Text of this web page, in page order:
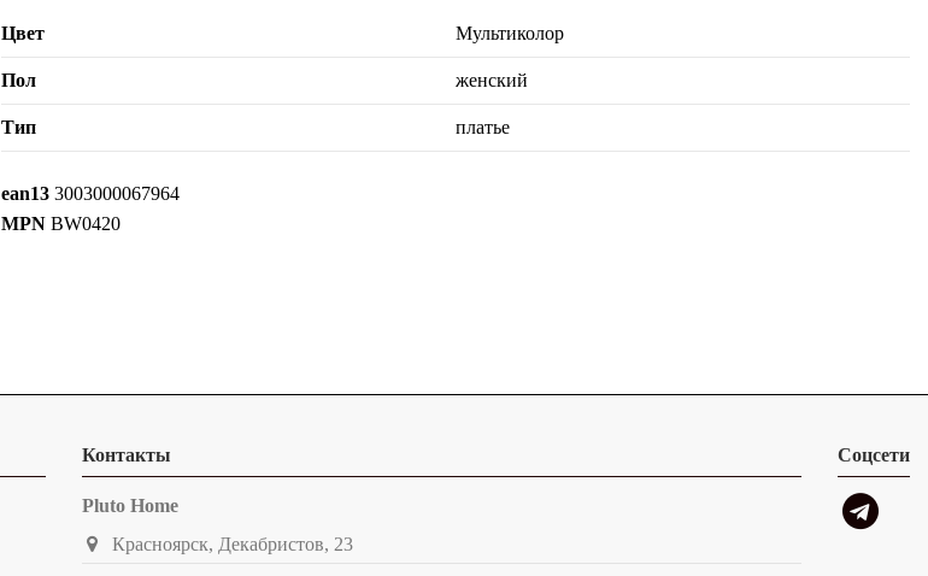
Цвет Мультиколор
Пол женский
Тип платье
ean13 3003000067964
MPN BW0420
Контакты
Pluto Home
Красноярск, Декабристов, 23
Соцсети